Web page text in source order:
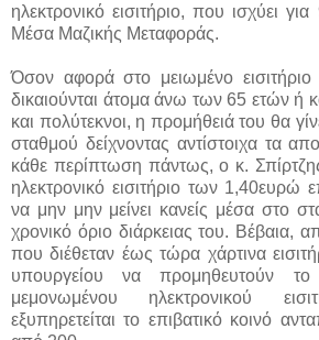
ηλεκτρονικό εισιτήριο, που ισχύει
Μέσα Μαζικής Μεταφοράς.
Όσον αφορά στο μειωμένο
δικαιούνται άτομα άνω των 65 ετών ή
και πολύτεκνοι, η προμήθειά του θα
σταθμού δείχνοντας αντίστοιχα τα
κάθε περίπτωση πάντως, ο κ. Σπίρτζης
ηλεκτρονικό εισιτήριο των 1,40ευρώ
να μην μην μείνει κανείς μέσα στο
χρονικό όριο διάρκειας του. Βέβαια,
που διέθεταν έως τώρα χάρτινα
υπουργείου να προμηθευτούν
μεμονωμένου ηλεκτρονικού
εξυπηρετείται το επιβατικό κοινό